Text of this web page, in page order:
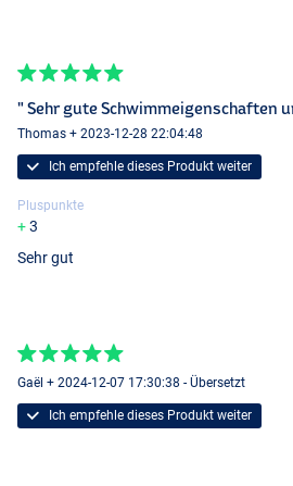
Brown Trout Smolt
" Sehr gute Schwimmeigenschaften
Thomas + 2023-12-28 22:04:48
Ich empfehle dieses Produkt weiter
Pluspunkte
3
Sehr gut
Gaël + 2024-12-07 17:30:38 - Übersetzt
Ich empfehle dieses Produkt weiter